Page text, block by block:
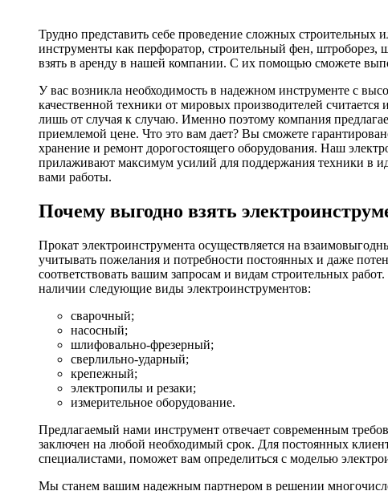
Трудно представить себе проведение сложных строительных
инструменты как перфоратор, строительный фен, штроборез,
взять в аренду в нашей компании. С их помощью сможете
У вас возникла необходимость в надежном инструменте с
качественной техники от мировых производителей
лишь от случая к случаю. Именно поэтому компания
приемлемой цене. Что это вам дает? Вы сможете
хранение и ремонт дорогостоящего оборудования. Наш
прилаживают максимум усилий для поддержания техники в
вами работы.
Почему выгодно взять
Прокат электроинструмента осуществляется на
учитывать пожелания и потребности постоянных и даже
соответствовать вашим запросам и видам строительных
наличии следующие виды электроинструментов:
сварочный;
насосный;
шлифовально-фрезерный;
сверлильно-ударный;
крепежный;
электропилы и резаки;
измерительное оборудование.
Предлагаемый нами инструмент отвечает современным
заключен на любой необходимый срок. Для постоянных
специалистами, поможет вам определиться с моделью
Мы станем вашим надежным партнером в решении